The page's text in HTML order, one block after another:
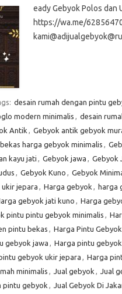
eady Gebyok Polos dan
https://wa.me/
desain rumah dengan pintu
modern minimalis , desain
Antik , Gebyok antik gebyok
harga gebyok minimalis ,
kayu jati , Gebyok jawa , Gebyok
, Gebyok Kuno , Gebyok
ukir jepara , Harga gebyok , harga
gebyok jati kuno , Harga
pintu pintu gebyok minimalis ,
pintu bekas , Harga Pintu Gebyok
gebyok jawa , Harga pintu
gebyok ukir jepara , Harga
minimalis , Jual gebyok , Jual
pintu gebyok , Jual Gebyok Di